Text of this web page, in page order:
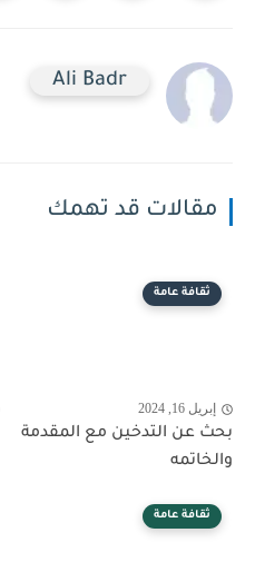
Ali Badr
مقالات قد تهمك
ثقافة عامة
إبريل 16, 2024
بحث عن التدخين مع المقدمة
والخاتمه
ثقافة عامة